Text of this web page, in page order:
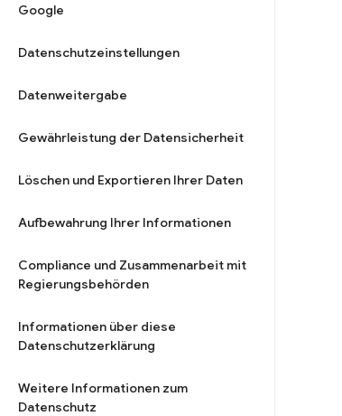
Google
Datenschutzeinstellungen
Datenweitergabe
Gewährleistung der Datensicherheit
Löschen und Exportieren Ihrer Daten
Aufbewahrung Ihrer Informationen
Compliance und Zusammenarbeit mit
Regierungsbehörden
Informationen über diese
Datenschutzerklärung
Weitere Informationen zum
Datenschutz